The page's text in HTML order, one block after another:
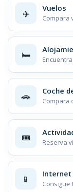
✈️ Vuelos
Compara
🛏️
🚗 Coche
Compara
🎟️ Reserva
📱 Internet
Consigue